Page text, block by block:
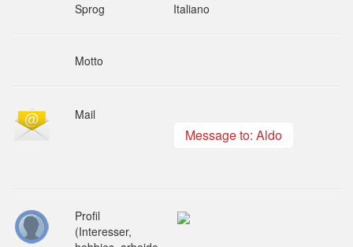
Sprog
Italiano
Motto
Mail
Message to: Aldo
Profil
(Interesser,